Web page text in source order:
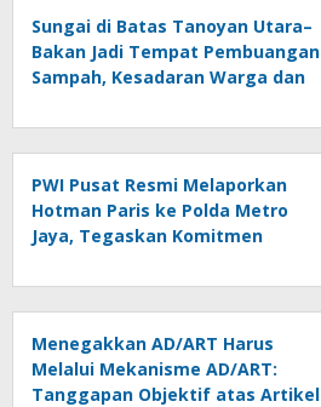
Sungai di Batas Tanoyan Utara–
Bakan Jadi Tempat Pembuangan
Sampah, Kesadaran Warga dan
Dipertanyakan
PWI Pusat Resmi Melaporkan
Hotman Paris ke Polda Metro
Jaya, Tegaskan Komitmen
Menegakkan AD/ART Harus
Melalui Mekanisme AD/ART:
Tanggapan Objektif atas Artikel